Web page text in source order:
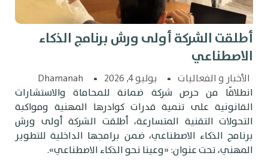
الشركة أولى ورش برنامج الذكاء
الأخبار و الفعاليات يوليو 4, 2026
Dhamanah
من حرص شركة ضمانة للمحاماة والاستشارات
على تنمية قدرات كوادرها المهنية ومواكبة
التقنية المتسارعة، أطلقت الشركة أولى ورش
الذكاء الاصطناعي، ضمن برامجها الداخلية للتطوير
تحت عنوان: «وعينا نحو الذكاء الاصطناعي».